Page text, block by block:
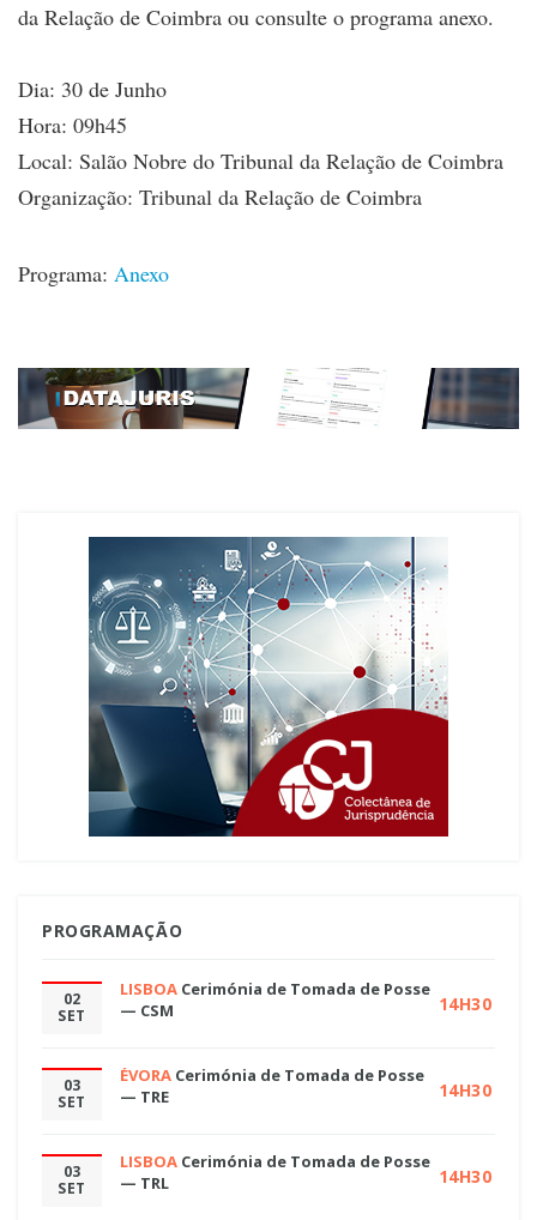
da Relação de Coimbra ou consulte o programa anexo.
Dia: 30 de Junho
Hora: 09h45
Local: Salão Nobre do Tribunal da Relação de Coimbra
Organização: Tribunal da Relação de Coimbra
Programa: Anexo
PROGRAMAÇÃO
02
SET
LISBOA Cerimónia de Tomada de Posse
— CSM
14H30
03
SET
ÉVORA Cerimónia de Tomada de Posse
— TRE
14H30
03
SET
LISBOA Cerimónia de Tomada de Posse
— TRL
14H30